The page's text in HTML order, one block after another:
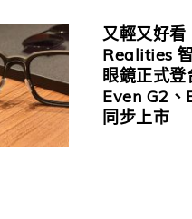
又輕又好看
Realities
眼鏡正式登
Even G2、
同步上市